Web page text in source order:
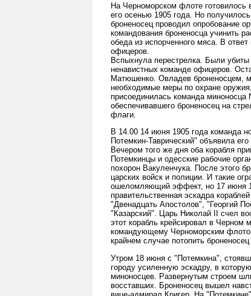
На Черноморском флоте готовилось
его осенью 1905 года. Но
броненосец проводил опробование
командования броненосца учинить
обеда из испорченного мяса. В
офицеров.
Вспыхнула перестрелка. Были
ненавистных команде офицеров.
Матюшенко. Овладев броненосцем,
необходимые меры по охране
присоединилась команда миноносца
обеспечивавшего броненосец на
флаги.
В 14.00 14 июня 1905 года команда
Потемкин-Таврический" объявила
Вечером того же дня оба корабля
Потемкинцы и одесские рабочие
похорон Вакуленчука. После этого
царских войск и полиции. И такие
ошеломляющий эффект, но 17 июня
правительственная эскадра
"Двенадцать Апостолов", "Георгий
"Казарский". Царь Николай II счел
этот корабль крейсировал в
командующему Черноморским
крайнем случае потопить
Утром 18 июня с "Потемкина",
городу усиленную эскадру, в
миноносцев. Развернутым строем
восставших. Броненосец вышел